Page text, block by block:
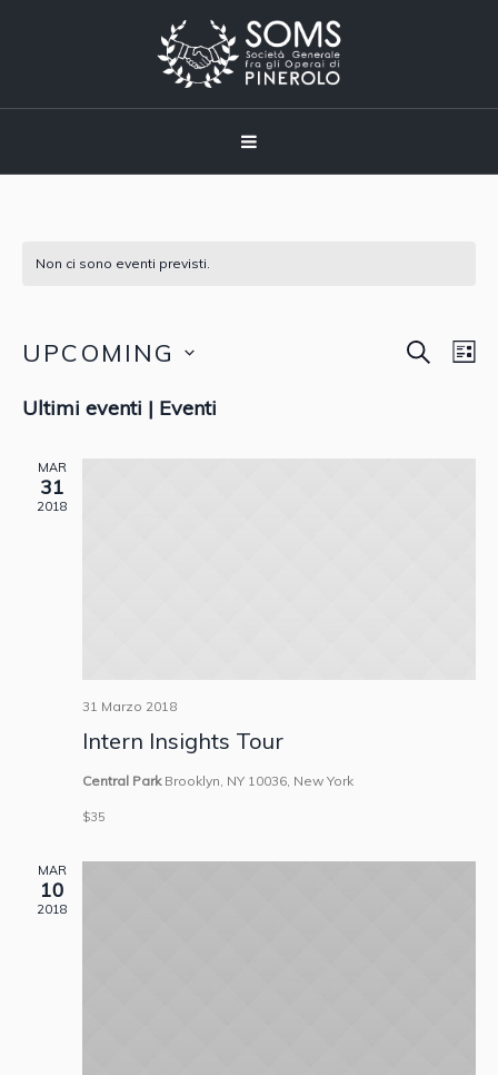
Non ci sono eventi previsti.
e
CERCA
UPCOMING
la
Ultimi eventi | Eventi
MAR
31
2018
31 Marzo 2018
Intern Insights Tour
Central Park Brooklyn, NY 10036, New York
$35
MAR
10
2018